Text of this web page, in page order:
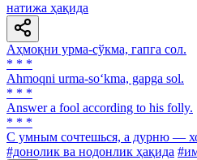
натижа ҳақида
Аҳмоқни урма-сўкма, гапга сол.
* * *
Ahmoqni urma-so‘kma, gapga sol.
* * *
Answer a fool according to his folly.
* * *
C умным сочтешься, а дурню —
#донолик ва нодонлик ҳақида